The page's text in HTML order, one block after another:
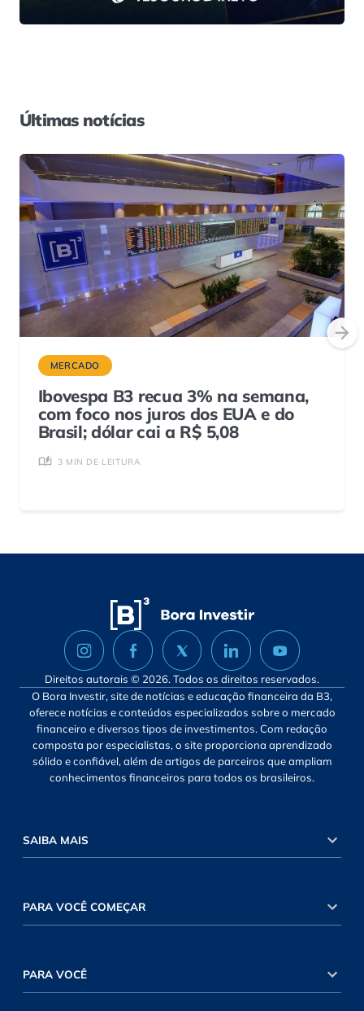
Últimas notícias
MERCADO
Ibovespa B3 recua 3% na semana,
com foco nos juros dos EUA e do
Brasil; dólar cai a R$ 5,08
3 MIN DE LEITURA
Direitos autorais © 2026. Todos os direitos reservados.
O Bora Investir, site de notícias e educação financeira da B3,
oferece notícias e conteúdos especializados sobre o mercado
financeiro e diversos tipos de investimentos. Com redação
composta por especialistas, o site proporciona aprendizado
sólido e confiável, além de artigos de parceiros que ampliam
conhecimentos financeiros para todos os brasileiros.
SAIBA MAIS
PARA VOCÊ COMEÇAR
PARA VOCÊ